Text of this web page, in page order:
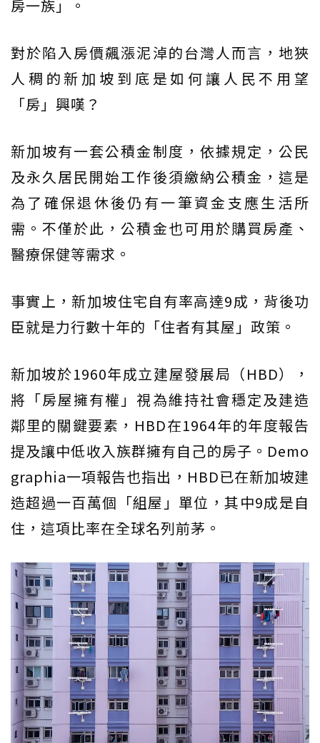
房一族」。
對於陷入房價飆漲泥淖的台灣人而言，地狹
人稠的新加坡到底是如何讓人民不用望
「房」興嘆？
新加坡有一套公積金制度，依據規定，公民
及永久居民開始工作後須繳納公積金，這是
為了確保退休後仍有一筆資金支應生活所
需。不僅於此，公積金也可用於購買房產、
醫療保健等需求。
事實上，新加坡住宅自有率高達9成，背後功
臣就是力行數十年的「住者有其屋」政策。
新加坡於1960年成立建屋發展局（HBD），
將「房屋擁有權」視為維持社會穩定及建造
鄰里的關鍵要素，HBD在1964年的年度報告
提及讓中低收入族群擁有自己的房子。Demo
graphia一項報告也指出，HBD已在新加坡建
造超過一百萬個「組屋」單位，其中9成是自
住，這項比率在全球名列前茅。